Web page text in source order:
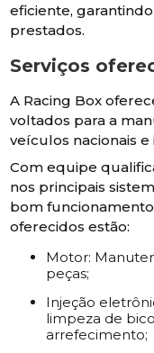
eficiente,
prestados.
Serviços
A Racing Box
voltados para a
veículos nacionais
Com equipe
nos principais
bom
oferecidos estão:
Motor: Manutenção, reparos e substituição de
peças;
Injeção eletrônica: Leitura dos parâmetros,
limpeza de
arrefecimento;